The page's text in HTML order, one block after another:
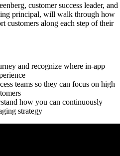
customer success leader, and
principal, will walk through how
customers along each step of their
and recognize where in-app
teams so they can focus on high
how you can continuously
strategy